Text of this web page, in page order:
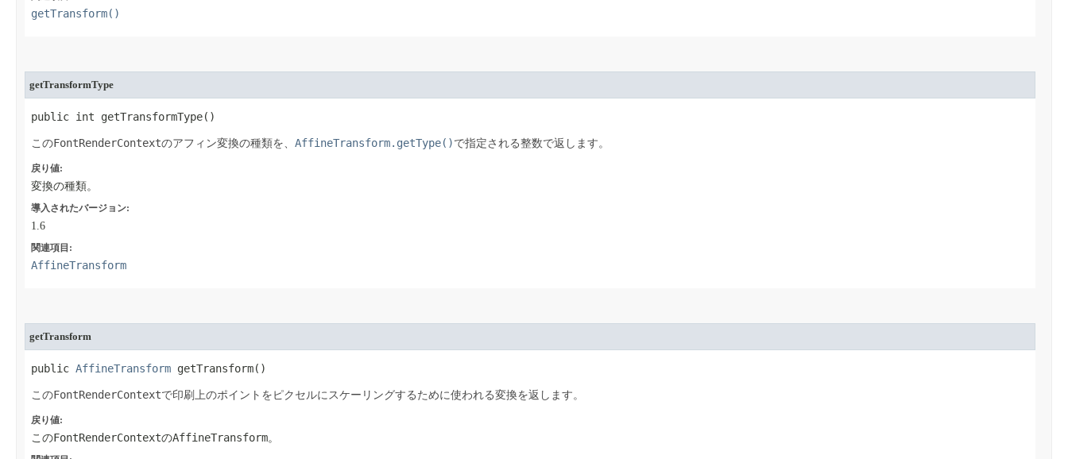
getTransform()
getTransformType
public int getTransformType​()
このFontRenderContextのアフィン変換の種類を、 AffineTransform.getType() で指定される整数で返します。
戻り値:
変換の種類。
導入されたバージョン:
1.6
関連項目:
AffineTransform
getTransform
public AffineTransform getTransform​()
このFontRenderContextで印刷上のポイントをピクセルにスケーリングするために使われる変換を返します。
戻り値:
このFontRenderContextのAffineTransform。